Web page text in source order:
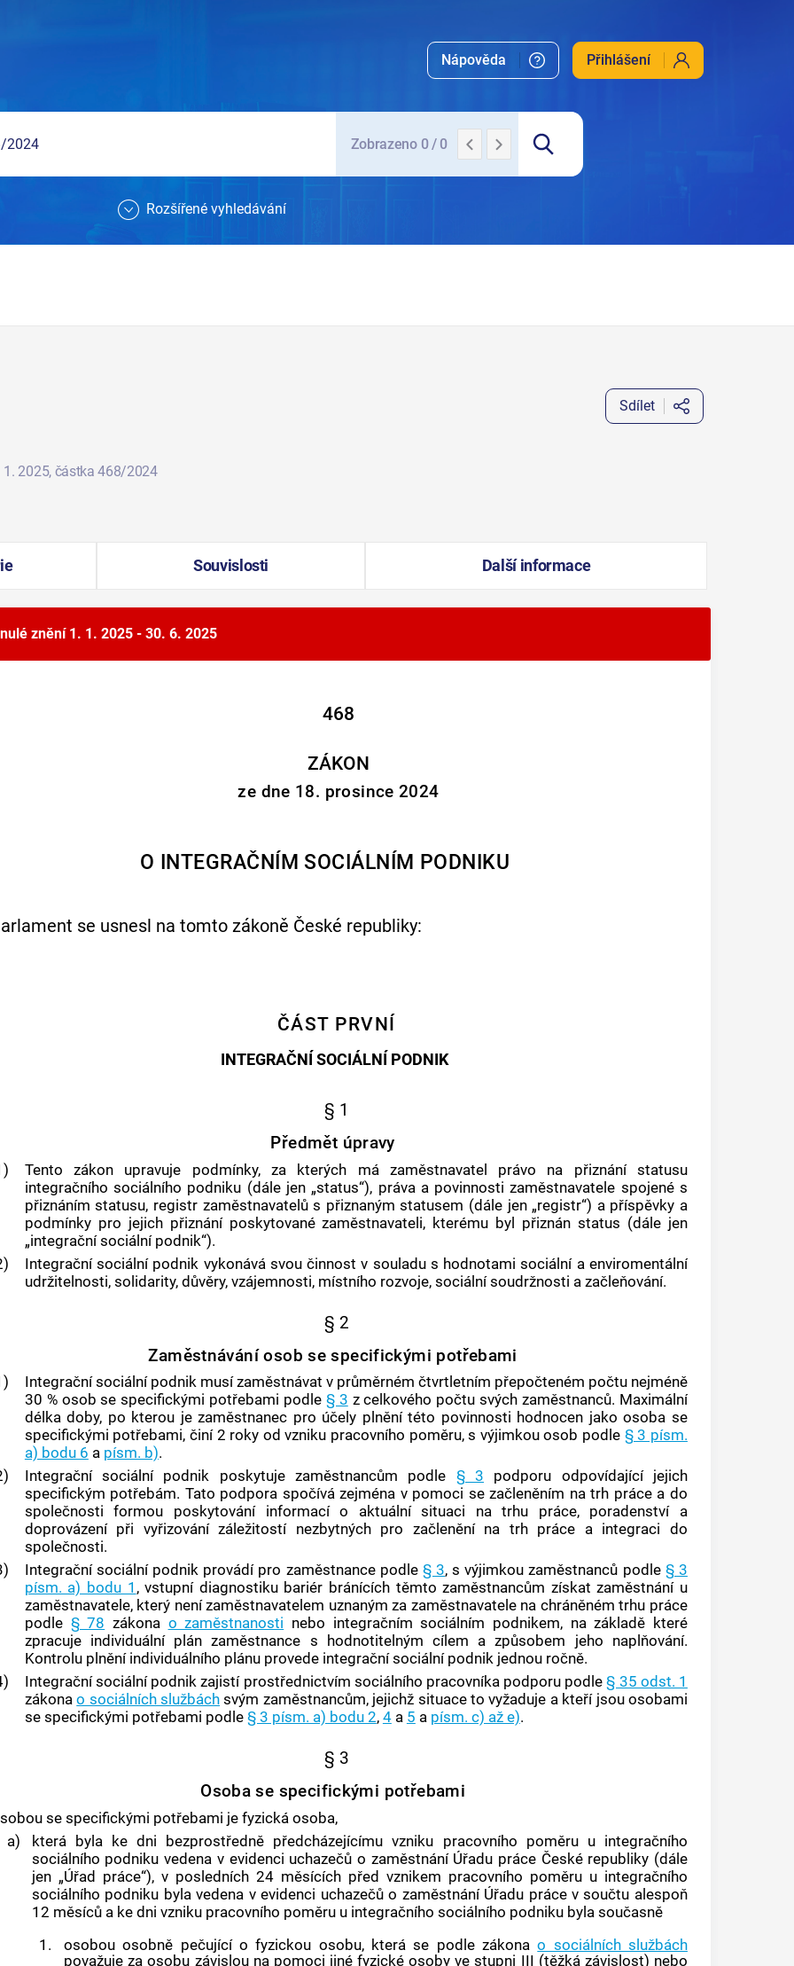
Nápověda Přihlášení
Zobrazeno 0 / 0
Rozšířené vyhledávání
1. 2025, částka 468/2024
Sdílet
Souvislosti Další informace
znění1. 1. 2025 - 30. 6. 2025
468
ZÁKON
ze dne 18. prosince 2024
O INTEGRAČNÍM SOCIÁLNÍM PODNIKU
se usnesl na tomto zákoně České republiky:
ČÁST PRVNÍ
INTEGRAČNÍ SOCIÁLNÍ PODNIK
§ 1
Předmět úpravy
Tento zákon upravuje podmínky, za kterých má zaměstnavatel právo na přiznání statusu
integračního sociálního podniku (dále jen „status“), práva a povinnosti zaměstnavatele spojené s
přiznánímstatusu, registr zaměstnavatelů s přiznanýmstatusem (dále jen „registr“) a příspěvky a
podmínky pro jejich přiznání poskytované zaměstnavateli, kterému byl přiznánstatus (dále jen
„integrační sociální podnik“).
Integrační sociální podnik vykonává svou činnost v souladu s hodnotami sociální a enviromentální
udržitelnosti, solidarity, důvěry, vzájemnosti, místního rozvoje, sociální soudržnosti a začleňování.
§ 2
Zaměstnávání osob se specifickými potřebami
Integrační sociální podnikmusí zaměstnávat v průměrném čtvrtletním přepočteném počtu nejméně
30 % osob se specifickými potřebami podle § 3 z celkového počtu svých zaměstnanců. Maximální
délka doby, po kterou je zaměstnanec pro účely plnění této povinnosti hodnocen jako osoba se
specifickými potřebami, činí 2 roky od vzniku pracovního poměru, s výjimkou osob podle § 3 písm.
a) bodu 6 a písm. b).
Integrační sociální podnik poskytuje zaměstnancům podle § 3 podporu odpovídající jejich
specifickým potřebám. Tato podpora spočívá zejména v pomoci se začleněním na trh práce a do
společnosti formou poskytování informací o aktuální situaci na trhu práce, poradenství a
doprovázení při vyřizování záležitostí nezbytných pro začlenění na trh práce a integraci do
společnosti.
Integrační sociální podnik provádí pro zaměstnance podle § 3, s výjimkou zaměstnanců podle § 3
písm. a) bodu 1 , vstupní diagnostiku bariér bránících těmto zaměstnancům získat zaměstnání u
zaměstnavatele, který není zaměstnavatelem uznaným za zaměstnavatele na chráněném trhu práce
podle § 78 zákona o zaměstnanosti nebo integračním sociálním podnikem, na základě které
zpracuje individuální plán zaměstnance s hodnotitelným cílem a způsobem jeho naplňování.
Kontrolu plnění individuálního plánu provede integrační sociální podnikjednou ročně.
Integrační sociální podnik zajistí prostřednictvím sociálního pracovníka podporu podle§ 35 odst. 1
zákonao sociálních službách svým zaměstnancům, jejichž situace to vyžaduje a kteří jsou osobami
se specifickými potřebami podle § 3 písm. a) bodu 2, 4a 5 a písm. c) až e).
§ 3
Osoba se specifickými potřebami
se specifickými potřebami je fyzická osoba,
a)
která byla ke dni bezprostředně předcházejícímu vzniku pracovního poměru u integračního
sociálního podniku vedena v evidenci uchazečů o zaměstnání Úřadu práce České republiky (dále
jen „Úřad práce“), v posledních 24 měsících před vznikem pracovního poměru u integračního
sociálního podniku byla vedena v evidenci uchazečů o zaměstnání Úřadu práce v součtu alespoň
12 měsíců a ke dni vzniku pracovního poměru u integračního sociálního podnikubyla současně
1.
osobou osobně pečující o fyzickou osobu, která se podle zákonao sociálních službách
považuje za osobu závislou na pomoci jiné fyzické osoby ve stupni III (těžká závislost) nebo